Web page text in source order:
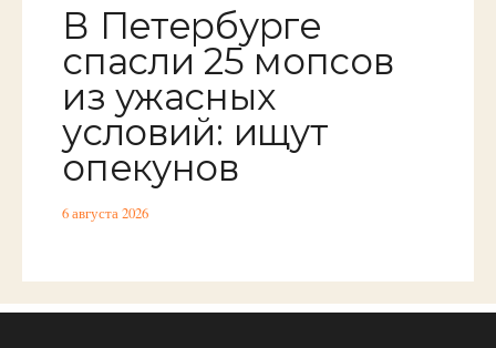
В Петербурге
спасли 25 мопсов
из ужасных
условий: ищут
опекунов
6 августа 2026